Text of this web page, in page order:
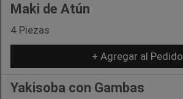
Maki de Atún
4 Piezas
+ Agregar al Pedido
Yakisoba con Gambas